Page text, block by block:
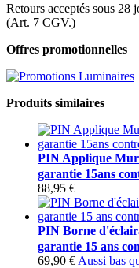
Retours acceptés sous 28
(Art. 7 CGV.)
Offres promotionnelles
Produits similaires
PIN Applique
garantie 15ans
88,95 €
PIN Borne
garantie 15 ans
69,90 € Aussi bas